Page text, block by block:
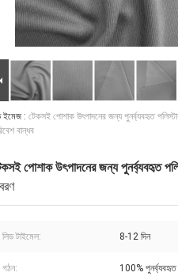
ইমেজ : টেকসই পোশাক উৎপাদনের জন্য পুনর্ব্যবহৃত
বান্ধব
পোশাক উৎপাদনের জন্য পুনর্ব্যবহৃত
লিড টাইমেল: 8-12 দিন
গঠন: 100% পুনর্ব্যবহৃত